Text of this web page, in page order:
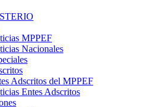
MPPEF
Nacionales
Adscritos del MPPEF
Entes Adscritos